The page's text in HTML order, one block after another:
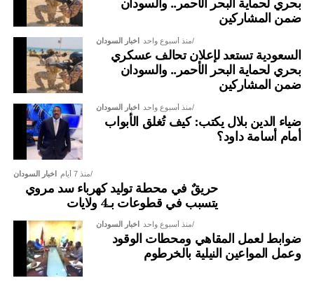
ضمن المشاركين
اخبار السودان منذ أسبوع واحد
السعودية تستعد لإعلان تحالف عسكري
بحري لحماية البحر الأحمر.. والسودان
ضمن المشاركين
اخبار السودان منذ أسبوع واحد
ضياء الدين بلال يكتب: كيف تُغلق الأبواب
أمام أسامة داود؟
اخبار السودان منذ 7 أيام
حريقٌ في محطة توليد كهرباء سد مروي
يتسبب في قطوعات بـ4 ولايات
اخبار السودان منذ أسبوع واحد
ضوابط لعمل المقاهي ومحطات الوقود
وعمل المواعين النيلية بالخرطوم